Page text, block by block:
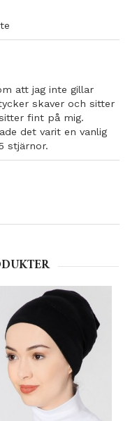
att jag inte gillar
skaver och sitter
fint på mig.
det varit en vanlig
stjärnor.